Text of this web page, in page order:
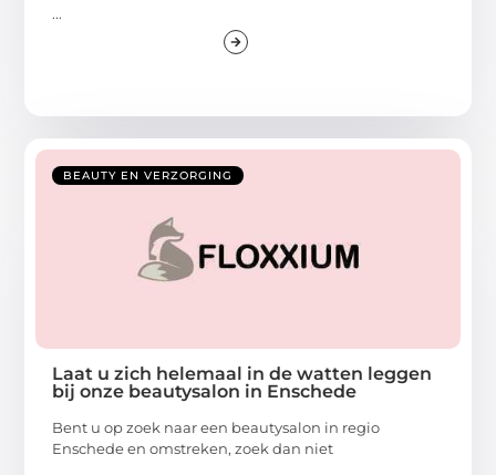
...
BEAUTY EN VERZORGING
Laat u zich helemaal in de watten leggen
bij onze beautysalon in Enschede
Bent u op zoek naar een beautysalon in regio
Enschede en omstreken, zoek dan niet